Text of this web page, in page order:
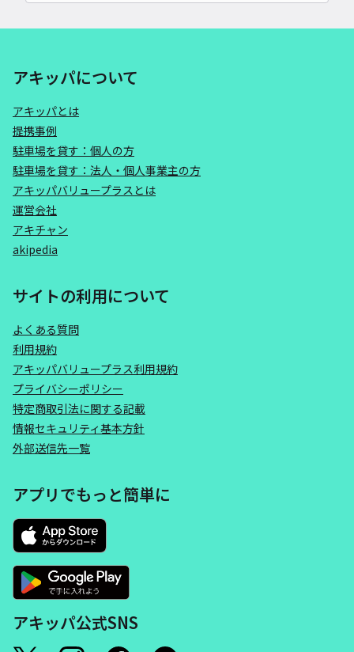
アキッパについて
アキッパとは
提携事例
駐車場を貸す：個人の方
駐車場を貸す：法人・個人事業主の方
アキッパバリュープラスとは
運営会社
アキチャン
akipedia
サイトの利用について
よくある質問
利用規約
アキッパバリュープラス利用規約
プライバシーポリシー
特定商取引法に関する記載
情報セキュリティ基本方針
外部送信先一覧
アプリでもっと簡単に
アキッパ公式SNS